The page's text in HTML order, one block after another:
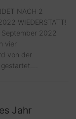
NACH 2
WIEDERSTATT!
2022
vier
von der
Jahr